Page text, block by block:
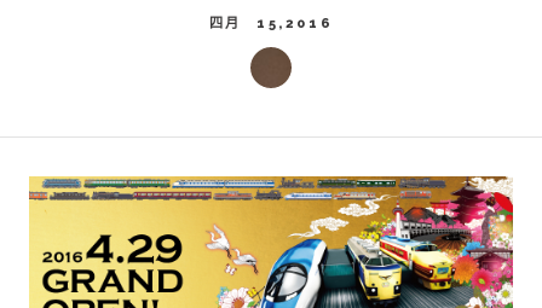
四月 15,2016